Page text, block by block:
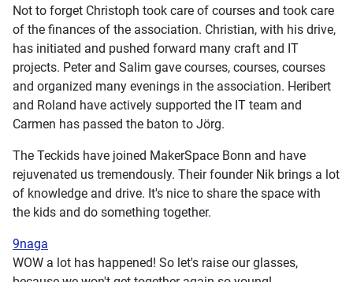
Not to forget Christoph took care of courses and took care
of the finances of the association. Christian, with his drive,
has initiated and pushed forward many craft and IT
projects. Peter and Salim gave courses, courses, courses
and organized many evenings in the association. Heribert
and Roland have actively supported the IT team and
Carmen has passed the baton to Jörg.
The Teckids have joined MakerSpace Bonn and have
rejuvenated us tremendously. Their founder Nik brings a lot
of knowledge and drive. It's nice to share the space with
the kids and do something together.
9naga
WOW a lot has happened! So let's raise our glasses,